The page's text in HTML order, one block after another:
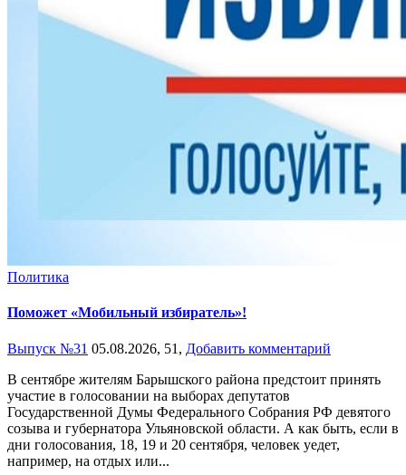
Политика
Поможет «Мобильный избиратель»!
Выпуск №31 05.08.2026, 51, Добавить комментарий
В сентябре жителям Барышского района предстоит принять
участие в голосовании на выборах депутатов
Государственной Думы Федерального Собрания РФ девятого
созыва и губернатора Ульяновской области. А как быть, если в
дни голосования, 18, 19 и 20 сентября, человек уедет,
например, на отдых или...